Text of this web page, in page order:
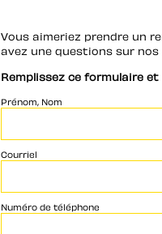
Vous aimeriez prendre un
avez une questions sur nos
Remplissez ce formulaire
Prénom, Nom
Courriel
Numéro de téléphone